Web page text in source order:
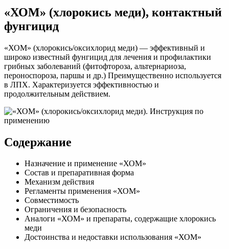
(хлорокись
«ХОМ» (хлорокись меди), контактный
фунгицид
«ХОМ» (хлорокись/оксихлорид меди) — эффективный и
широко известный фунгицид для лечения и профилактики
грибных заболеваний (фитофтороза, альтернариоза,
пероноспороза, паршы и др.) Преимущественно используется
в ЛПХ. Характеризуется эффективностью и
продолжительным действием.
Содержание
Назначение и применение «ХОМ»
Состав и препаративная форма
Механизм действия
Регламенты применения «ХОМ»
Совместимость
Ограничения и безопасность
Аналоги «ХОМ» и препараты, содержащие хлорокись
меди
Достоинства и недоставки использования «ХОМ»